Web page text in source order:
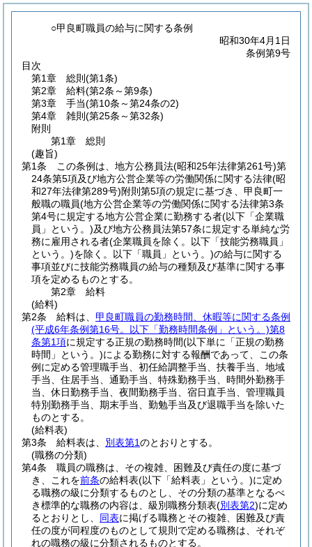
○甲良町職員の給与に関する条例
昭和30年4月1日
条例第9号
目次
第1章
総則 (第1条)
第2章
給料(第2条～第9条)
第3章
手当(第10条～第24条の2)
第4章
雑則 (第25条～第32条)
附則
第1章
総則
(趣旨)
第1条
この条例は、地方公務員法(昭和25年法律第261号)第
24条第5項及び地方公営企業等の労働関係に関する法律(昭
和27年法律第289号)附則第5項の規定に基づき、甲良町一
般職の職員(地方公営企業等の労働関係に関する法律第3条
第4号に規定する地方公営企業に勤務する者(以下「企業職
員」という。)及び地方公務員法第57条に規定する単純な労
務に雇用される者(企業職員を除く。以下「技能労務職員」
という。)を除く。以下「職員」という。)の給与に関する
事項並びに技能労務職員の給与の種類及び基準に関する事
項を定めるものとする。
第2章
給料
(給料)
第2条
給料は、 甲良町職員の勤務時間、休暇等に関する条例
(平成6年条例第16号。以下「勤務時間条例」という。)第8
条第1項に規定する正規の勤務時間(以下単に「正規の勤務
時間」という。)による勤務に対する報酬であって、この条
例に定める管理職手当、初任給調整手当、扶養手当、地域
手当、住居手当、通勤手当、特殊勤務手当、時間外勤務手
当、休日勤務手当、夜間勤務手当、宿日直手当、管理職員
特別勤務手当、期末手当、勤勉手当及び退職手当を除いた
ものとする。
(給料表)
第3条
給料表は、 別表第1のとおりとする。
(職務の分類)
第4条
職員の職務は、その複雑、困難及び責任の度に基づ
き、これを前条の給料表(以下「給料表」という。)に定め
る職務の級に分類するものとし、その分類の基準となるべ
き標準的な職務の内容は、級別職務分類表(別表第2)に定め
るとおりとし、 同表に掲げる職務とその複雑、困難及び責
任の度が同程度のものとして規則で定める職務は、それぞ
れの職務の級に分類されるものとする。